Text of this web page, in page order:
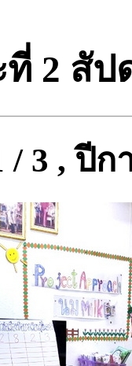
ที่ 2 สั
3 , ปีก